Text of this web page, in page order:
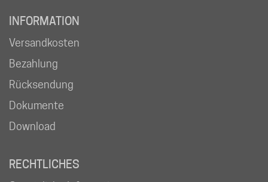
INFORMATION
Versandkosten
Bezahlung
Rücksendung
Dokumente
Download
RECHTLICHES